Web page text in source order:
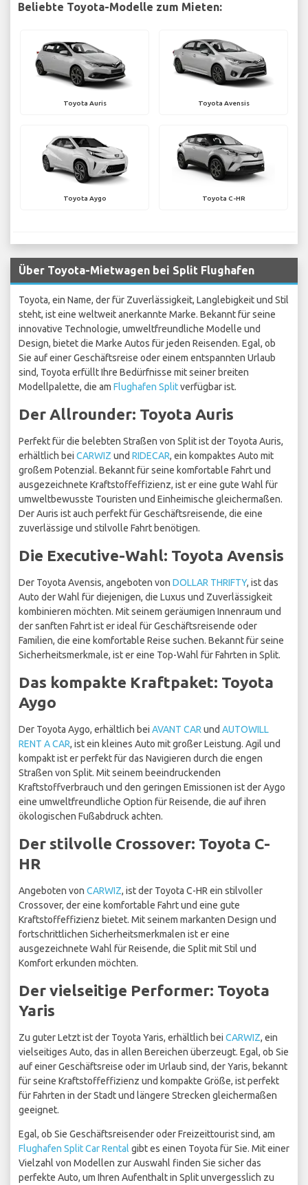
Beliebte Toyota-Modelle zum Mieten:
Toyota Auris Toyota Avensis
Toyota Aygo Toyota C-HR
Über Toyota-Mietwagen bei Split Flughafen
Toyota, ein Name, der für Zuverlässigkeit, Langlebigkeit und Stil
steht, ist eine weltweit anerkannte Marke. Bekannt für seine
innovative Technologie, umweltfreundliche Modelle und
Design, bietet die Marke Autos für jeden Reisenden. Egal, ob
Sie auf einer Geschäftsreise oder einem entspannten Urlaub
sind, Toyota erfüllt Ihre Bedürfnisse mit seiner breiten
Modellpalette, die am Flughafen Splitverfügbar ist.
Der Allrounder: Toyota Auris
Perfekt für die belebten Straßen von Split ist der Toyota Auris,
erhältlich bei CARWIZ und RIDECAR, ein kompaktes Auto mit
großem Potenzial. Bekannt für seine komfortable Fahrt und
ausgezeichnete Kraftstoffeffizienz, ist er eine gute Wahl für
umweltbewusste Touristen und Einheimische gleichermaßen.
Der Auris ist auch perfekt für Geschäftsreisende, die eine
zuverlässige und stilvolle Fahrt benötigen.
Die Executive-Wahl: Toyota Avensis
Der Toyota Avensis, angeboten von DOLLAR THRIFTY, ist das
Auto der Wahl für diejenigen, die Luxus und Zuverlässigkeit
kombinieren möchten. Mit seinem geräumigen Innenraum und
der sanften Fahrt ist er ideal für Geschäftsreisende oder
Familien, die eine komfortable Reise suchen. Bekannt für seine
Sicherheitsmerkmale, ist er eine Top-Wahl für Fahrten in Split.
Das kompakte Kraftpaket: Toyota
Aygo
Der Toyota Aygo, erhältlich bei AVANT CAR und AUTOWILL
RENT A CAR, ist ein kleines Auto mit großer Leistung. Agil und
kompakt ist er perfekt für das Navigieren durch die engen
Straßen von Split. Mit seinem beeindruckenden
Kraftstoffverbrauch und den geringen Emissionen ist der Aygo
eine umweltfreundliche Option für Reisende, die auf ihren
ökologischen Fußabdruck achten.
Der stilvolle Crossover: Toyota C-
HR
Angeboten von CARWIZ, ist der Toyota C-HR ein stilvoller
Crossover, der eine komfortable Fahrt und eine gute
Kraftstoffeffizienz bietet. Mit seinem markanten Design und
fortschrittlichen Sicherheitsmerkmalen ist er eine
ausgezeichnete Wahl für Reisende, die Split mit Stil und
Komfort erkunden möchten.
Der vielseitige Performer: Toyota
Yaris
Zu guter Letzt ist der Toyota Yaris, erhältlich bei CARWIZ, ein
vielseitiges Auto, das in allen Bereichen überzeugt. Egal, ob Sie
auf einer Geschäftsreise oder im Urlaub sind, der Yaris, bekannt
für seine Kraftstoffeffizienz und kompakte Größe, ist perfekt
für Fahrten in der Stadt und längere Strecken gleichermaßen
geeignet.
Egal, ob Sie Geschäftsreisender oder Freizeittourist sind, am
Flughafen Split Car Rental gibt es einen Toyota für Sie. Mit einer
Vielzahl von Modellen zur Auswahl finden Sie sicher das
perfekte Auto, um Ihren Aufenthalt in Split unvergesslich zu